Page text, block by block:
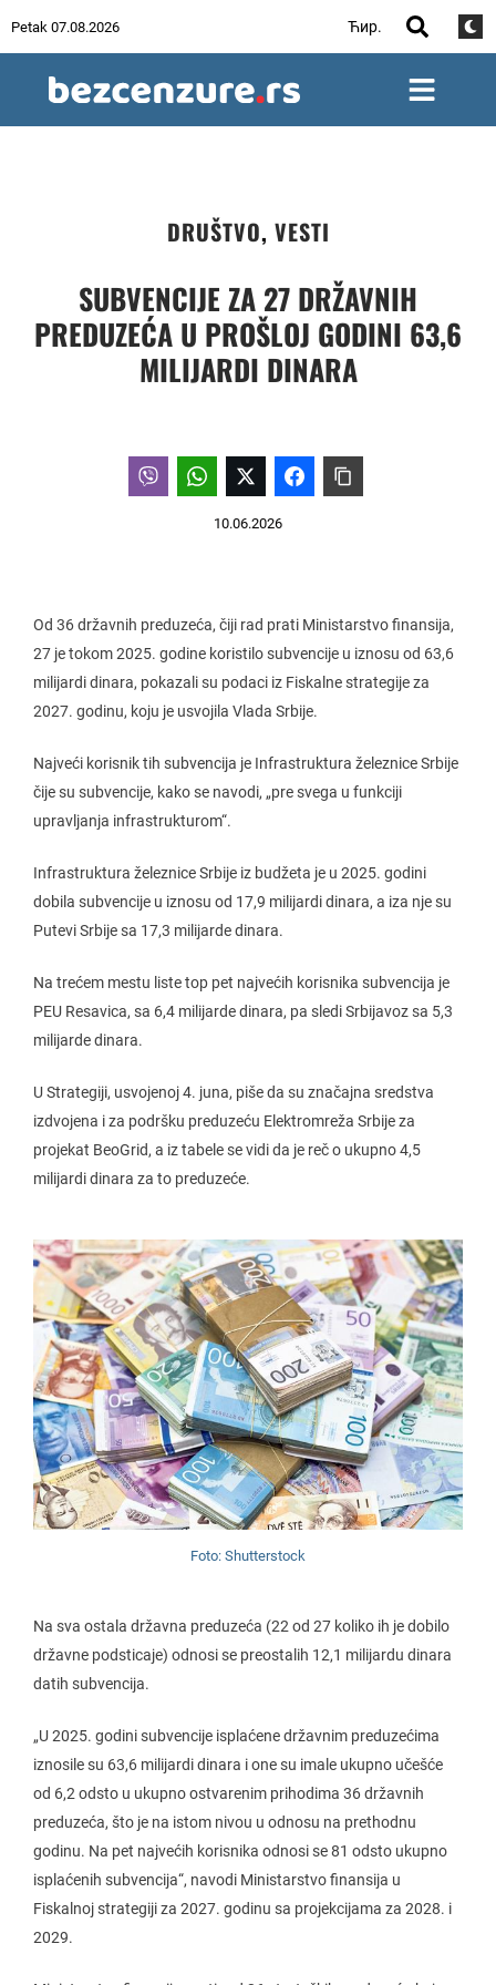
Petak 07.08.2026 Ћир.
DRUŠTVO, VESTI
SUBVENCIJE ZA 27 DRŽAVNIH
PREDUZEĆA U PROŠLOJ GODINI 63,6
MILIJARDI DINARA
10.06.2026
Od 36 državnih preduzeća, čiji rad prati Ministarstvo finansija,
27 je tokom 2025. godine koristilo subvencije u iznosu od 63,6
milijardi dinara, pokazali su podaci iz Fiskalne strategije za
2027. godinu, koju je usvojila Vlada Srbije.
Najveći korisnik tih subvencija je Infrastruktura železnice Srbije
čije su subvencije, kako se navodi, „pre svega u funkciji
upravljanja infrastrukturom“.
Infrastruktura železnice Srbije iz budžeta je u 2025. godini
dobila subvencije u iznosu od 17,9 milijardi dinara, a iza nje su
Putevi Srbije sa 17,3 milijarde dinara.
Na trećem mestu liste top pet najvećih korisnika subvencija je
PEU Resavica, sa 6,4 milijarde dinara, pa sledi Srbijavoz sa 5,3
milijarde dinara.
U Strategiji, usvojenoj 4. juna, piše da su značajna sredstva
izdvojena i za podršku preduzeću Elektromreža Srbije za
projekat BeoGrid, a iz tabele se vidi da je reč o ukupno 4,5
milijardi dinara za to preduzeće.
Foto: Shutterstock
Na sva ostala državna preduzeća (22 od 27 koliko ih je dobilo
državne podsticaje) odnosi se preostalih 12,1 milijardu dinara
datih subvencija.
„U 2025. godini subvencije isplaćene državnim preduzećima
iznosile su 63,6 milijardi dinara i one su imale ukupno učešće
od 6,2 odsto u ukupno ostvarenim prihodima 36 državnih
preduzeća, što je na istom nivou u odnosu na prethodnu
godinu. Na pet najvećih korisnika odnosi se 81 odsto ukupno
isplaćenih subvencija“, navodi Ministarstvo finansija u
Fiskalnoj strategiji za 2027. godinu sa projekcijama za 2028. i
2029.